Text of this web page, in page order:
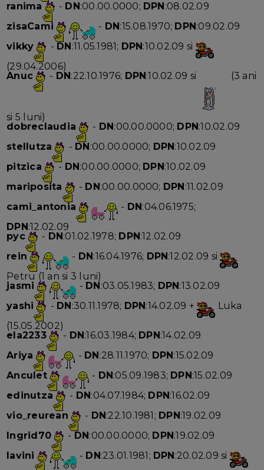
ranima
- DN:00.00.0000; DPN:08.02.09
zisaCami
- DN:15.08.1970; DPN:09.02.09
vikky
- DN:11.05.1981; DPN:10.02.09 si
(29.04.2006)
Anuc
- DN:22.10.1976; DPN:10.02.09 si (3 ani
si 5 luni)
dobreclaudia
- DN:00.00.0000; DPN:10.02.09
stellutza
- DN:00.00.0000; DPN:10.02.09
pitzica
- DN:00.00.0000; DPN:10.02.09
mariposita
- DN:00.00.0000; DPN:11.02.09
cami_antonia
- DN:04.06.1975;
DPN:12.02.09
pyc
- DN:01.02.1978; DPN:12.02.09
rein
- DN:16.04.1976; DPN:12.02.09 si
Petru (1 an si 3 luni)
jasmi
- DN:03.05.1983; DPN:13.02.09
yashi
- DN:30.11.1978; DPN:14.02.09 +
Luka
(15.05.2002)
ela2233
- DN:16.03.1984; DPN:14.02.09
Ariya
- DN:28.11.1970; DPN:15.02.09
Anculet
- DN:05.09.1983; DPN:15.02.09
edinutza
- DN:04.07.1984; DPN:16.02.09
vio_reurean
- DN:22.10.1981; DPN:19.02.09
Ingrid70
- DN:00.00.0000; DPN:19.02.09
lavini
- DN:23.01.1981; DPN:20.02.09 si